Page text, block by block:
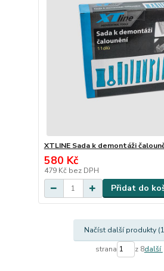
XTLINE Sada k demontáži
580 Kč
479 Kč bez DPH
Přidat do
Načíst další produkty
strana z 8další